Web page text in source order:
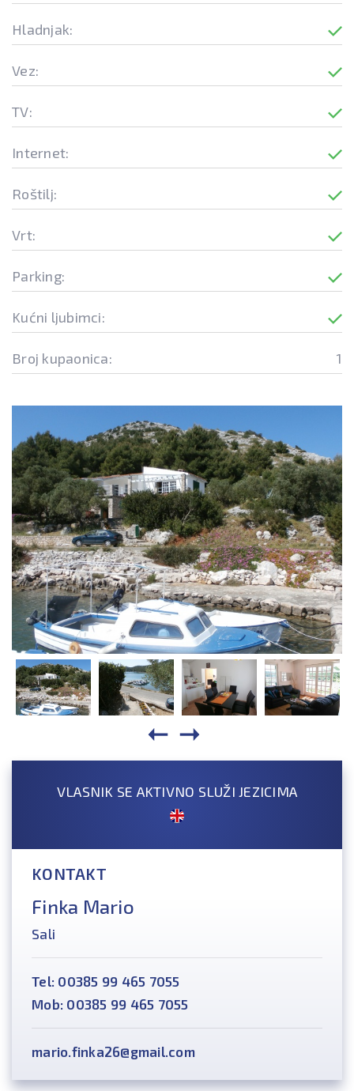
Hladnjak:
Vez:
TV:
Internet:
Roštilj:
Vrt:
Parking:
Kućni ljubimci:
Broj kupaonica: 1
VLASNIK SE AKTIVNO SLUŽI JEZICIMA
KONTAKT
Finka Mario
Sali
Tel: 00385 99 465 7055
Mob: 00385 99 465 7055
mario.finka26@gmail.com